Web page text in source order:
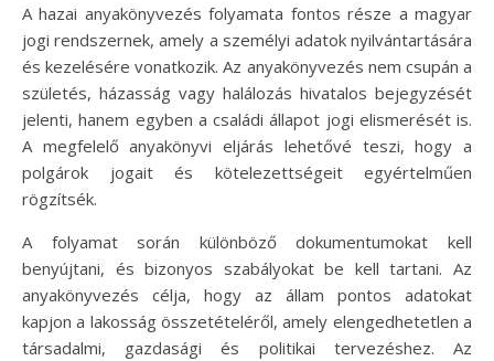
A hazai anyakönyvezés folyamata fontos része a magyar
jogi rendszernek, amely a személyi adatok nyilvántartására
és kezelésére vonatkozik. Az anyakönyvezés nem csupán a
születés, házasság vagy halálozás hivatalos bejegyzését
jelenti, hanem egyben a családi állapot jogi elismerését is.
A megfelelő anyakönyvi eljárás lehetővé teszi, hogy a
polgárok jogait és kötelezettségeit egyértelműen
rögzítsék.
A folyamat során különböző dokumentumokat kell
benyújtani, és bizonyos szabályokat be kell tartani. Az
anyakönyvezés célja, hogy az állam pontos adatokat
kapjon a lakosság összetételéről, amely elengedhetetlen a
társadalmi, gazdasági és politikai tervezéshez. Az